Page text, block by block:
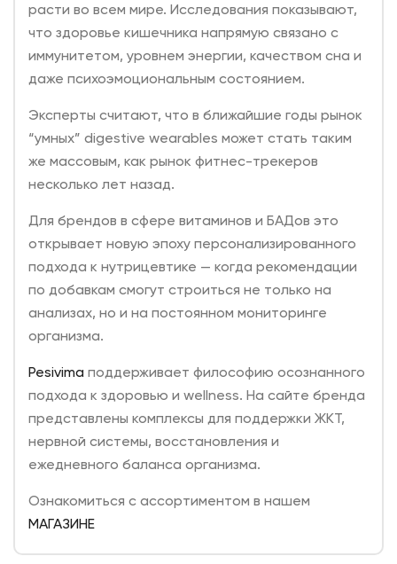
расти во всем мире. Исследования показывают,
что здоровье кишечника напрямую связано с
иммунитетом, уровнем энергии, качеством сна и
даже психоэмоциональным состоянием.
Эксперты считают, что в ближайшие годы рынок
“умных” digestive wearables может стать таким
же массовым, как рынок фитнес-трекеров
несколько лет назад.
Для брендов в сфере витаминов и БАДов это
открывает новую эпоху персонализированного
подхода к нутрицевтике — когда рекомендации
по добавкам смогут строиться не только на
анализах, но и на постоянном мониторинге
организма.
Pesivima поддерживает философию осознанного
подхода к здоровью и wellness. На сайте бренда
представлены комплексы для поддержки ЖКТ,
нервной системы, восстановления и
ежедневного баланса организма.
Ознакомиться с ассортиментом в нашем
МАГАЗИНE